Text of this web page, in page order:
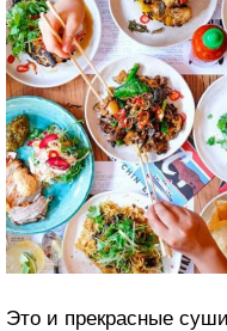
Это и прекрасные